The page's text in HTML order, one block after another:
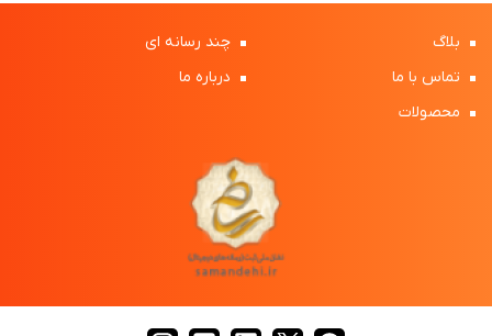
بلاگ
چند رسانه ای
تماس با ما
درباره ما
محصولات